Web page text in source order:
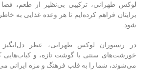
لوکس طهرانی، ترکیبی بی‌نظیر از طعم، فضا
برایتان فراهم کرده‌ایم تا هر وعده غذایی به
شود.
در رستوران لوکس طهرانی، عطر دل‌انگیز
خورشت‌های سنتی با گوشت تازه، و کباب‌هایی
می‌شوند، شما را به قلب فرهنگ و مزه ایرانی